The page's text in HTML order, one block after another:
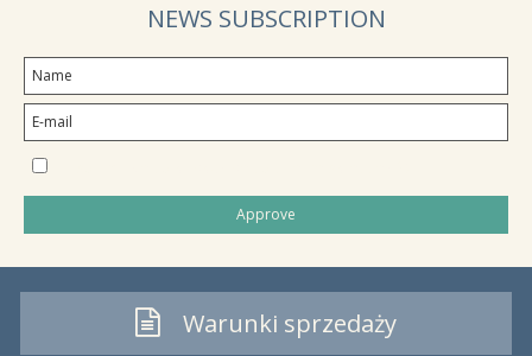
NEWS SUBSCRIPTION
Approve
Warunki sprzedaży